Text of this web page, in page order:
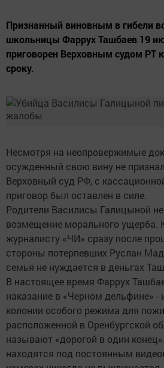
Признанный виновным в гибели
школьницы Фаррух Ташбаев 19
приговорен Верховным судом РТ
сроку.
Несмотря на неопровержимые
осужденный свою вину не
Верховный суд РФ, с
приговор был оставлен в силе.
Родители Василисы Галицыной
возмещение морального ущерба.
журналисту «ЧИ» сразу после
стороны потерпевших Руслан
семья не нуждается в деньгах
В настоящее время Фаррух
наказание в «Черном дельфине» -
колонии особого режима для
расположенной в Оренбургской
называют «дорогой в один
находятся под постоянным